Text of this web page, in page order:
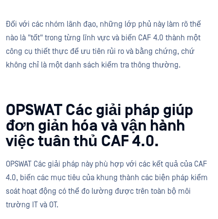
Đối với các nhóm lãnh đạo, những lớp phủ này làm rõ thế
nào là "tốt" trong từng lĩnh vực và biến CAF 4.0 thành một
công cụ thiết thực để ưu tiên rủi ro và bằng chứng, chứ
không chỉ là một danh sách kiểm tra thông thường.
OPSWAT Các giải pháp giúp
đơn giản hóa và vận hành
việc tuân thủ CAF 4.0.
OPSWAT Các giải pháp này phù hợp với các kết quả của CAF
4.0, biến các mục tiêu của khung thành các biện pháp kiểm
soát hoạt động có thể đo lường được trên toàn bộ môi
trường IT và OT.